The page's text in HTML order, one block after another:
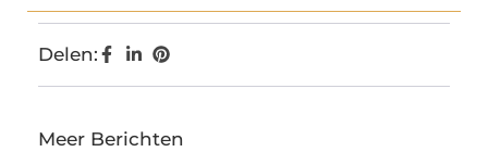
Delen:
Meer Berichten